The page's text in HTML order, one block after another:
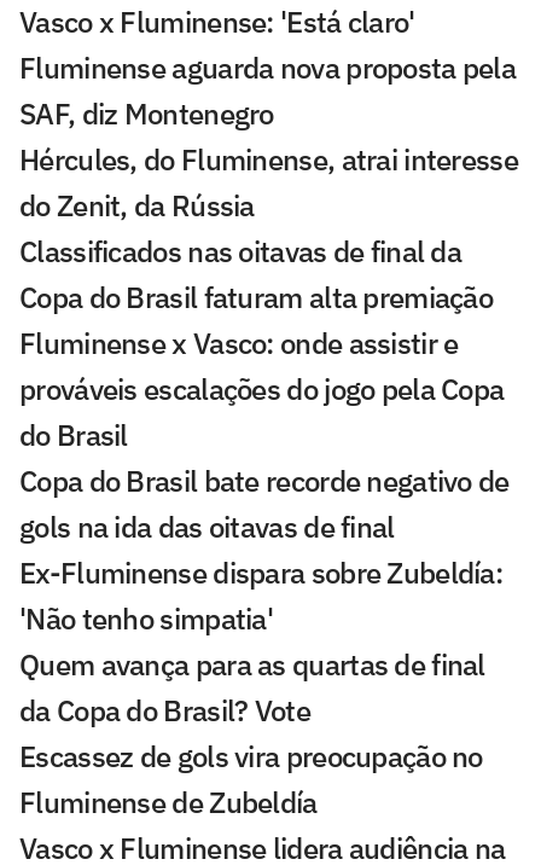
Vasco x Fluminense: 'Está claro'
Fluminense aguarda nova proposta pela
SAF, diz Montenegro
Hércules, do Fluminense, atrai interesse
do Zenit, da Rússia
Classificados nas oitavas de final da
Copa do Brasil faturam alta premiação
Fluminense x Vasco: onde assistir e
prováveis escalações do jogo pela Copa
do Brasil
Copa do Brasil bate recorde negativo de
gols na ida das oitavas de final
Ex-Fluminense dispara sobre Zubeldía:
'Não tenho simpatia'
Quem avança para as quartas de final
da Copa do Brasil? Vote
Escassez de gols vira preocupação no
Fluminense de Zubeldía
Vasco x Fluminense lidera audiência na